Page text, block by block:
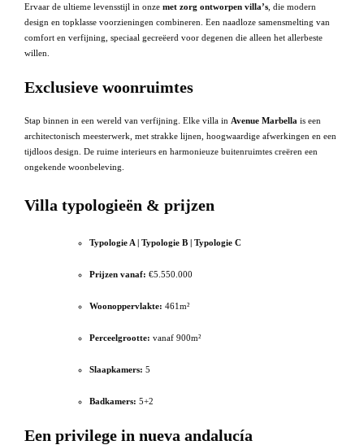
Ervaar de ultieme levensstijl in onze met zorg ontworpen villa’s , die modern
design en topklasse voorzieningen combineren. Een naadloze samensmelting van
comfort en verfijning, speciaal gecreëerd voor degenen die alleen het allerbeste
willen.
Exclusieve woonruimtes
Stap binnen in een wereld van verfijning. Elke villa in Avenue Marbella is een
architectonisch meesterwerk, met strakke lijnen, hoogwaardige afwerkingen en een
tijdloos design. De ruime interieurs en harmonieuze buitenruimtes creëren een
ongekende woonbeleving.
Villa typologieën & prijzen
Typologie A | Typologie B | Typologie C
Prijzen vanaf: €5.550.000
Woonoppervlakte: 461m²
Perceelgrootte: vanaf 900m²
Slaapkamers: 5
Badkamers: 5+2
Een privilege in nueva andalucía